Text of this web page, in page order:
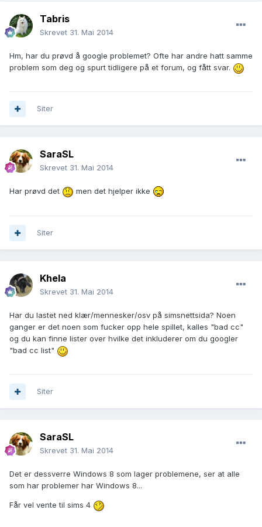
Tabris
Skrevet 31. Mai 2014
Hm, har du prøvd å google problemet? Ofte har andre hatt samme
problem som deg og spurt tidligere på et forum, og fått svar.
Siter
SaraSL
Skrevet 31. Mai 2014
Har prøvd det men det hjelper ikke
Siter
Khela
Skrevet 31. Mai 2014
Har du lastet ned klær/mennesker/osv på simsnettsida? Noen
ganger er det noen som fucker opp hele spillet, kalles "bad cc"
og du kan finne lister over hvilke det inkluderer om du googler
"bad cc list"
Siter
SaraSL
Skrevet 31. Mai 2014
Det er dessverre Windows 8 som lager problemene, ser at alle
som har problemer har Windows 8...
Får vel vente til sims 4